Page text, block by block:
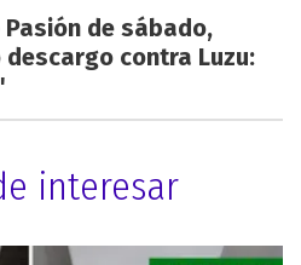
de sábado,
contra Luzu:
interesar